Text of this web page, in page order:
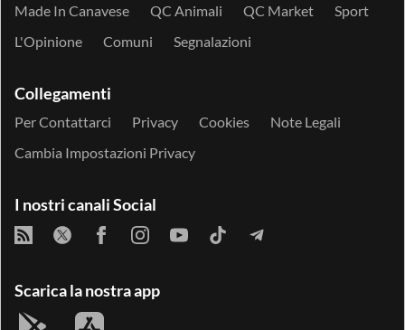
Made In Canavese
QC Animali QC Market
Sport
L'Opinione
Comuni Segnalazioni
Collegamenti
Per Contattarci Privacy Cookies
Note Legali
Cambia Impostazioni Privacy
I nostri canali Social
Scarica la nostra app